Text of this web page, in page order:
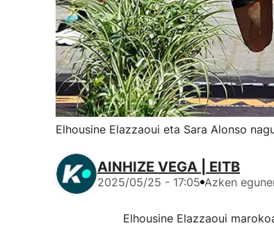
Elhousine Elazzaoui eta Sara Alonso
AINHIZE VEGA | EITB
2025/05/25 - 17:05 Azken
Elhousine Elazzaoui